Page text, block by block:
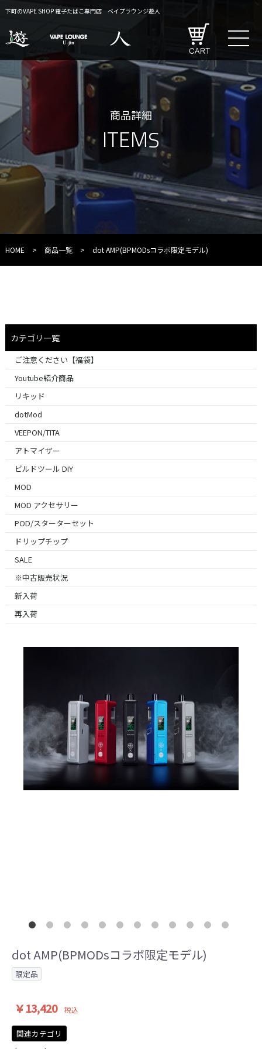
下町のVAPE SHOP 電子たばこ専門店 ベイプラウンジ遊人
商品詳細
ITEMS
HOME > 商品一覧 > dot AMP(BPMODsコラボ限定モデル)
カテゴリ一覧
ご注意ください【福袋】
Youtube紹介商品
リキッド
dotMod
VEEPON/TITA
アトマイザー
ビルドツール DIY
MOD
MOD アクセサリー
POD/スターターセット
ドリップチップ
SALE
※中古販売状況
新入荷
再入荷
dot AMP(BPMODsコラボ限定モデル)
限定品
￥13,420 税込
関連カテゴリ